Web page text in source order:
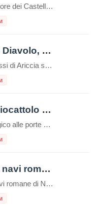
Un viaggio nel cuore dei Castelli Romani, tra storia, natura e panorami Il Parco Archeologico Culturale di Tuscolo si trova nel comune di Monte Porzio Catone, nel cuore dei Castelli Romani, a circa 25 km da Roma. La zona è facilmente raggiungibile in auto o con una combinazione di treno e navetta. Breve storia Tusculum […]
La Salita del Diavolo, la strada antigravitazionale
Nel Lazio nei pressi di Ariccia sui Castelli Romani esiste una strada magica, la “Salita Stregata” o “Salita del Diavolo“: lungo una salita rettilinea, ogni cosa lasciata libera sul suolo, invece di scendere inizia a salire! La strada si trova precisamente al Km. 11,600 della Strada Statale 218, a pochi passi da Roma. Questo insolito […]
Museo del giocattolo di Zagarolo
C’è un luogo magico alle porte di Roma dove il tempo sembra essersi fermato, un posto dove i ricordi prendono forma e i sogni dell’infanzia sono conservati con cura. Stiamo parlando del Museo del Giocattolo di Zagarolo, uno scrigno di tesori che affascina non solo i bambini, ma anche e soprattutto gli adulti, trasportandoli in […]
Museo delle navi romane di Nemi
Il Museo delle navi romane di Nemi è un luogo unico nel suo genere, che custodisce due preziose reliquie della storia romana: due scafi di navi dalle misure rispettivamente di m. 71,30 x 20 e m. 73 x 24. Risalenti una al I secolo d.C. e l’altra al II secolo d.C., entrambe ritrovate nel lago […]